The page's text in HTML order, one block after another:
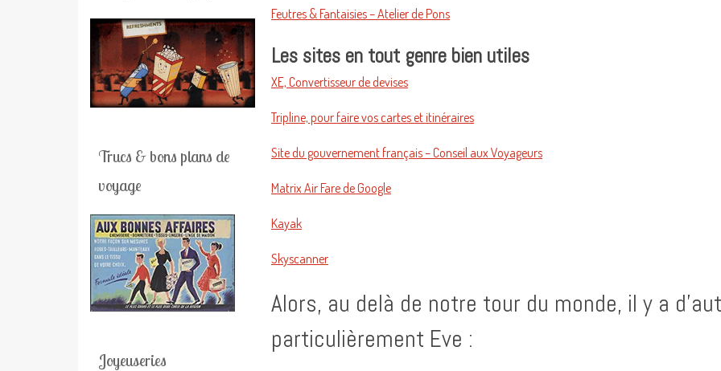
Feutres & Fantaisies – Atelier de Pons
Les sites en tout genre bien utiles
XE, Convertisseur de devises
Tripline, pour faire vos cartes et itinéraires
Site du gouvernement français – Conseil aux Voyageurs
Matrix Air Fare de Google
Kayak
Skyscanner
Alors, au delà de notre tour du monde, il y a
particulièrement Eve :
Trucs & bons plans de
voyage
Joyeuseries